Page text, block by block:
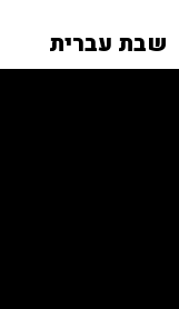
שבת עברית